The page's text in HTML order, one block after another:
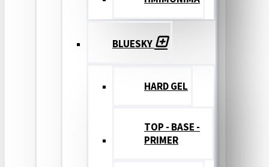
BLUESKY
HARD GEL
TOP - BASE -
PRIMER